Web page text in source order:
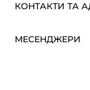
ОПТ
Про нас
Повернення
КОНТАКТИ ТА
МЕСЕНДЖЕРИ